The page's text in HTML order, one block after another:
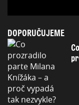
DOPORUČUJEME